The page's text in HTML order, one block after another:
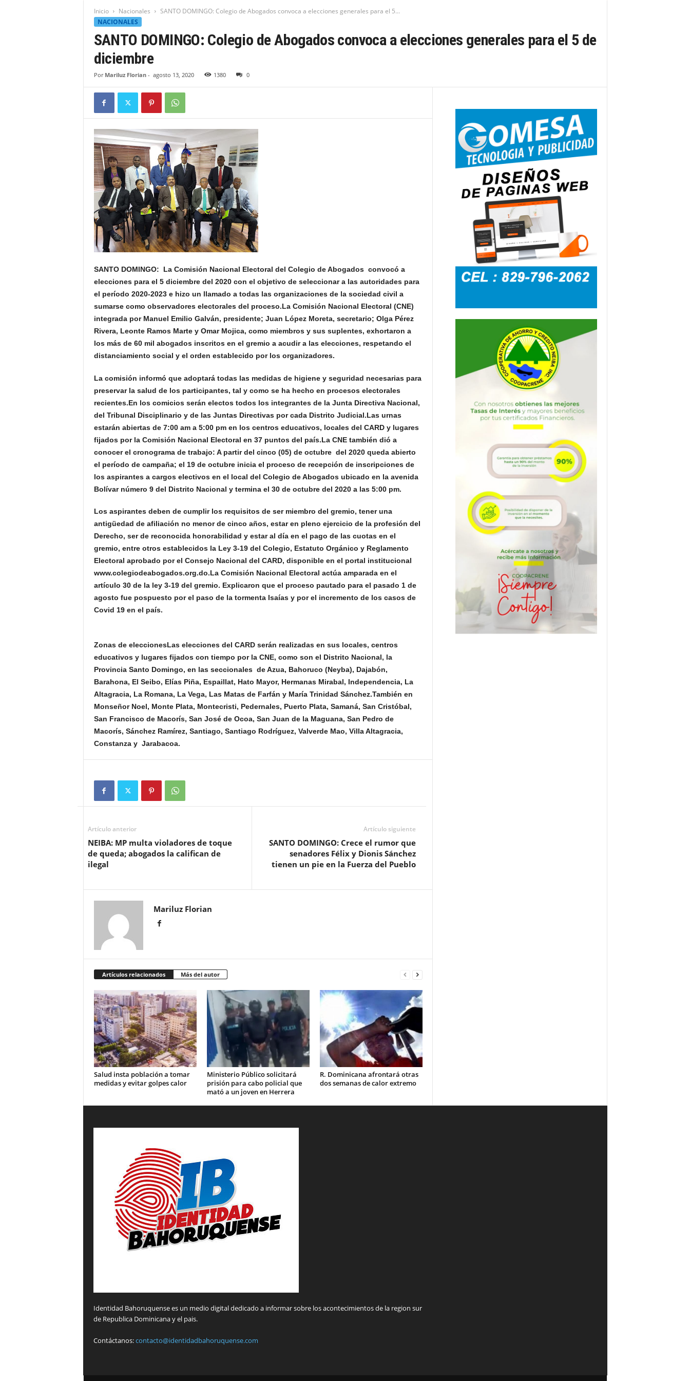
Inicio Nacionales
SANTO DOMINGO: Colegio de Abogados convoca a elecciones generales para el 5...
NACIONALES
SANTO DOMINGO: Colegio de Abogados convoca a elecciones generales para el 5 de
diciembre
Por Mariluz Florian- agosto 13, 2020 1380 0
SANTO DOMINGO: La Comisión Nacional Electoral del Colegio de Abogados convocó a
elecciones para el 5 diciembre del 2020 con el objetivo de seleccionar a las autoridades para
el período 2020-2023 e hizo un llamado a todas las organizaciones de la sociedad civil a
sumarse como observadores electorales del proceso.La Comisión Nacional Electoral (CNE)
integrada por Manuel Emilio Galván, presidente; Juan López Moreta, secretario; Olga Pérez
Rivera, Leonte Ramos Marte y Omar Mojica, como miembros y sus suplentes, exhortaron a
los más de 60 mil abogados inscritos en el gremio a acudir a las elecciones, respetando el
distanciamiento social y el orden establecido por los organizadores.
La comisión informó que adoptará todas las medidas de higiene y seguridad necesarias para
preservar la salud de los participantes, tal y como se ha hecho en procesos electorales
recientes.En los comicios serán electos todos los integrantes de la Junta Directiva Nacional,
del Tribunal Disciplinario y de las Juntas Directivas por cada Distrito Judicial.Las urnas
estarán abiertas de 7:00 am a 5:00 pm en los centros educativos, locales del CARD y lugares
fijados por la Comisión Nacional Electoral en 37 puntos del país.La CNE también dió a
conocer el cronograma de trabajo: A partir del cinco (05) de octubre del 2020 queda abierto
el período de campaña; el 19 de octubre inicia el proceso de recepción de inscripciones de
los aspirantes a cargos electivos en el local del Colegio de Abogados ubicado en la avenida
Bolívar número 9 del Distrito Nacional y termina el 30 de octubre del 2020 a las 5:00 pm.
Los aspirantes deben de cumplir los requisitos de ser miembro del gremio, tener una
antigüedad de afiliación no menor de cinco años, estar en pleno ejercicio de la profesión del
Derecho, ser de reconocida honorabilidad y estar al día en el pago de las cuotas en el
gremio, entre otros establecidos la Ley 3-19 del Colegio, Estatuto Orgánico y Reglamento
Electoral aprobado por el Consejo Nacional del CARD, disponible en el portal institucional
www.colegiodeabogados.org.do.La Comisión Nacional Electoral actúa amparada en el
artículo 30 de la ley 3-19 del gremio. Explicaron que el proceso pautado para el pasado 1 de
agosto fue pospuesto por el paso de la tormenta Isaías y por el incremento de los casos de
Covid 19 en el país.
Zonas de eleccionesLas elecciones del CARD serán realizadas en sus locales, centros
educativos y lugares fijados con tiempo por la CNE, como son el Distrito Nacional, la
Provincia Santo Domingo, en las seccionales de Azua, Bahoruco (Neyba), Dajabón,
Barahona, El Seibo, Elías Piña, Espaillat, Hato Mayor, Hermanas Mirabal, Independencia, La
Altagracia, La Romana, La Vega, Las Matas de Farfán y María Trinidad Sánchez.También en
Monseñor Noel, Monte Plata, Montecristi, Pedernales, Puerto Plata, Samaná, San Cristóbal,
San Francisco de Macorís, San José de Ocoa, San Juan de la Maguana, San Pedro de
Macorís, Sánchez Ramírez, Santiago, Santiago Rodríguez, Valverde Mao, Villa Altagracia,
Constanza y Jarabacoa.
Artículo anterior
NEIBA: MP multa violadores de toque
de queda; abogados la califican de
ilegal
Artículo siguiente
SANTO DOMINGO: Crece el rumor que
senadores Félix y Dionis Sánchez
tienen un pie en la Fuerza del Pueblo
Mariluz Florian
Artículos relacionados Más del autor
Salud insta población a tomar
medidas y evitar golpes calor
Ministerio Público solicitará
prisión para cabo policial que
mató a un joven en Herrera
R. Dominicana afrontará otras
dos semanas de calor extremo
Identidad Bahoruquense es un medio digital dedicado a informar sobre los acontecimientos de la region sur
de Republica Dominicana y el pais.
Contáctanos:contacto@identidadbahoruquense.com